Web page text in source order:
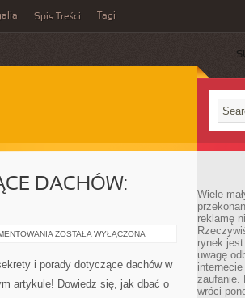
Spis Treści Tagi
DACHÓW:
SEKRETY
DOTYCZĄCE
DACHÓW:
O
ZOSTAŁA WYŁĄCZONA
i porady dotyczące dachów w
artykule! Dowiedz się, jak dbać o
Wiele
reklamę
rynek
uwagę
zaufanie.
wróci